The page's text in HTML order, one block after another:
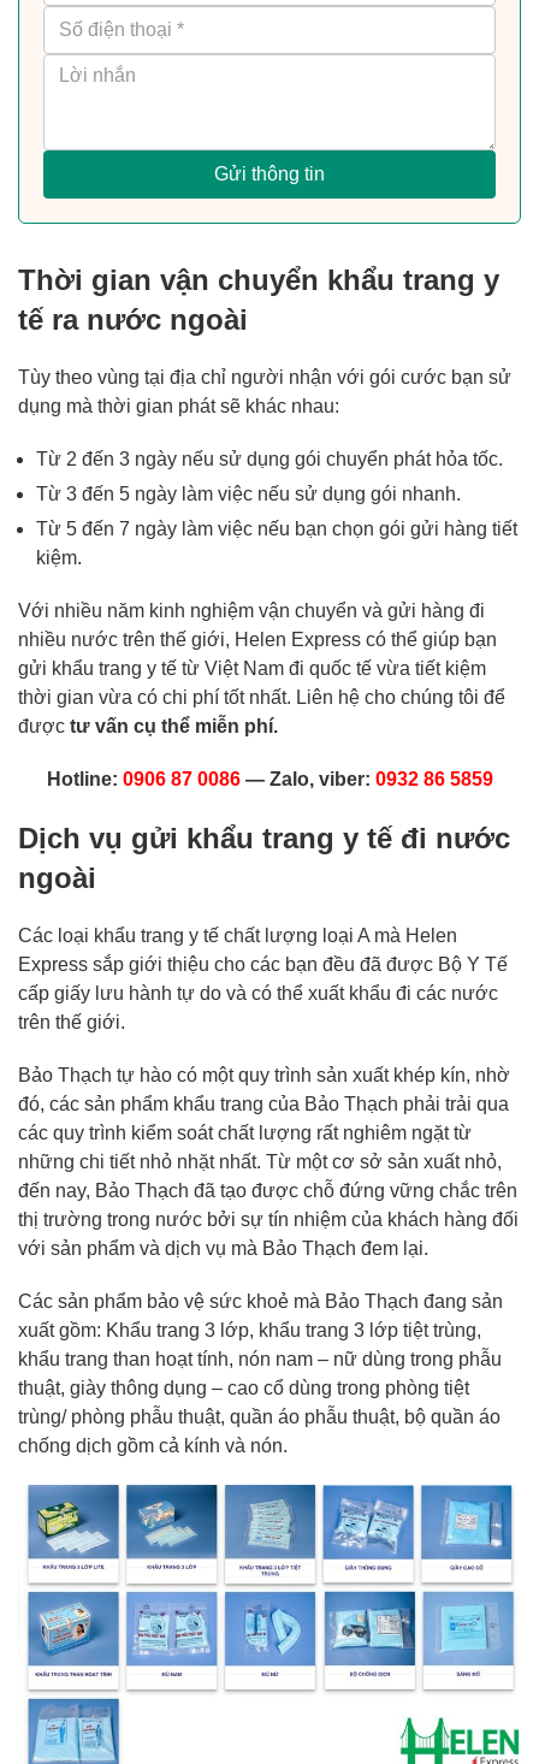
Gửi thông tin
Thời gian vận chuyển khẩu trang y
tế ra nước ngoài
Tùy theo vùng tại địa chỉ người nhận với gói cước bạn sử
dụng mà thời gian phát sẽ khác nhau:
Từ 2 đến 3 ngày nếu sử dụng gói chuyển phát hỏa tốc.
Từ 3 đến 5 ngày làm việc nếu sử dụng gói nhanh.
Từ 5 đến 7 ngày làm việc nếu bạn chọn gói gửi hàng tiết
kiệm.
Với nhiều năm kinh nghiệm vận chuyển và gửi hàng đi
nhiều nước trên thế giới, Helen Express có thể giúp bạn
gửi khẩu trang y tế từ Việt Nam đi quốc tế vừa tiết kiệm
thời gian vừa có chi phí tốt nhất. Liên hệ cho chúng tôi để
được tư vấn cụ thể miễn phí.
Hotline: 0906 87 0086— Zalo, viber: 0932 86 5859
Dịch vụ gửi khẩu trang y tế đi nước
ngoài
Các loại khẩu trang y tế chất lượng loại A mà Helen
Express sắp giới thiệu cho các bạn đều đã được Bộ Y Tế
cấp giấy lưu hành tự do và có thể xuất khẩu đi các nước
trên thế giới.
Bảo Thạch tự hào có một quy trình sản xuất khép kín, nhờ
đó, các sản phẩm khẩu trang của Bảo Thạch phải trải qua
các quy trình kiểm soát chất lượng rất nghiêm ngặt từ
những chi tiết nhỏ nhặt nhất. Từ một cơ sở sản xuất nhỏ,
đến nay, Bảo Thạch đã tạo được chỗ đứng vững chắc trên
thị trường trong nước bởi sự tín nhiệm của khách hàng đối
với sản phẩm và dịch vụ mà Bảo Thạch đem lại.
Các sản phẩm bảo vệ sức khoẻ mà Bảo Thạch đang sản
xuất gồm: Khẩu trang 3 lớp, khẩu trang 3 lớp tiệt trùng,
khẩu trang than hoạt tính, nón nam – nữ dùng trong phẫu
thuật, giày thông dụng – cao cổ dùng trong phòng tiệt
trùng/ phòng phẫu thuật, quần áo phẫu thuật, bộ quần áo
chống dịch gồm cả kính và nón.